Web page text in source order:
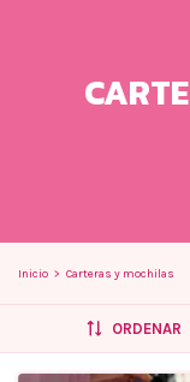
Inicio > Carteras y mochilas
ORDENAR